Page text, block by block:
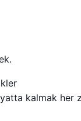
kalmak her